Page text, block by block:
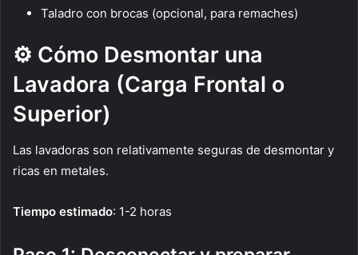
Taladro con brocas (opcional, para remaches)
⚙️ Cómo Desmontar una
Lavadora (Carga Frontal o
Superior)
Las lavadoras son relativamente seguras de desmontar y
ricas en metales.
Tiempo estimado: 1-2 horas